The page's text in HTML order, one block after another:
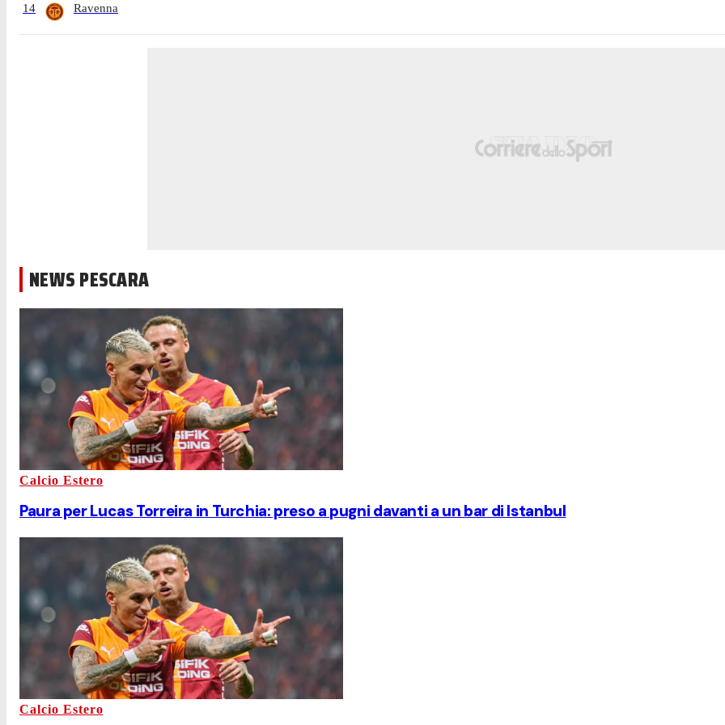
14 Ravenna
NEWS PESCARA
Calcio Estero
Paura per Lucas Torreira in Turchia: preso a pugni davanti a un bar di Istanbul
Calcio Estero